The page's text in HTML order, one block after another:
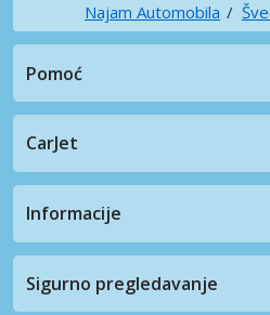
Najam Automobila
Pomoć
CarJet
Informacije
Sigurno pregledavanje